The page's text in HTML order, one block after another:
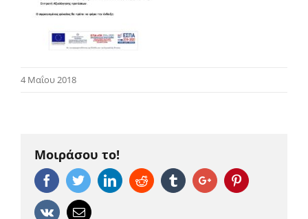
4 Μαΐου 2018
Μοιράσου το!
FacebookTwitterLinkedinReddit TumblrGoogle+Pinterest
Vk Email